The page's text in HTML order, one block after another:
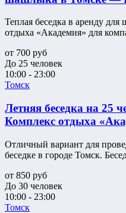
Теплая беседка в аренду
отдыха «Академия» для
от 700 руб
До 25 человек
10:00 - 23:00
Томск
Летняя беседка на 25
Комплекс отдыха
Отличный вариант для
беседке в городе Томск.
от 850 руб
До 30 человек
10:00 - 23:00
Томск